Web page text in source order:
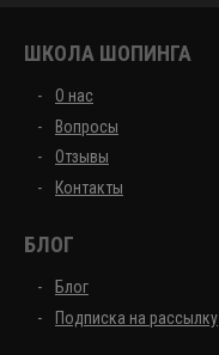
ШКОЛА ШОПИНГА
О нас
Вопросы
Отзывы
Контакты
БЛОГ
Блог
Подписка на рассылку